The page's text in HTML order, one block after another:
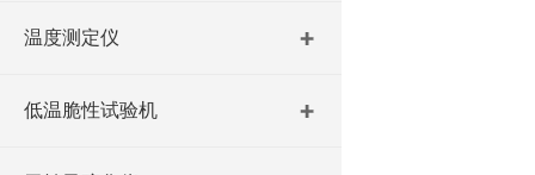
温度测定仪
低温脆性试验机